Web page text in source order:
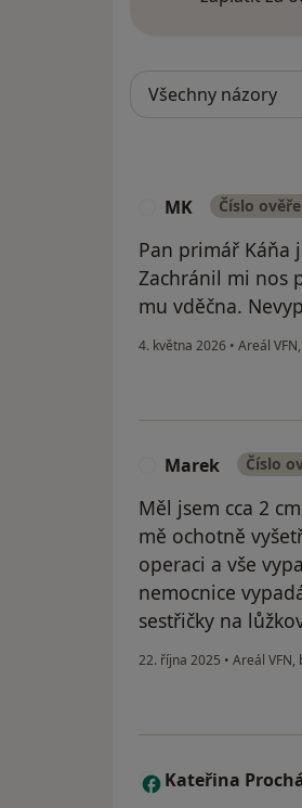
MK Číslo
Pan primář Káňa
Zachránil mi nos
mu vděčna.
4. května 2026 • Areál
Marek Číslo
Měl jsem cca 2
mě ochotně
operaci a vše
nemocnice
sestřičky na
22. října 2025 • Areál VFN,
K Kateřina